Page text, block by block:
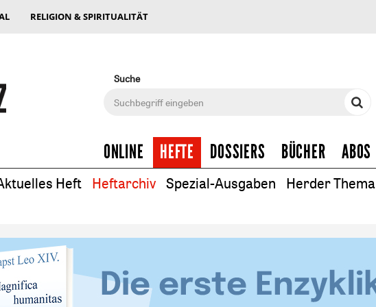
RELIGION & SPIRITUALITÄT
Suche
ONLINE HEFTE DOSSIERS BÜCHER ABOS
Heft Heftarchiv Spezial-Ausgaben Herder Thema